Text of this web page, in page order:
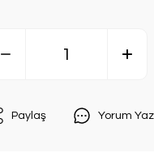
Paylaş Yorum Yaz